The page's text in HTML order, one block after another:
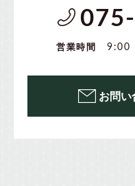
営業時間 9:00
お問